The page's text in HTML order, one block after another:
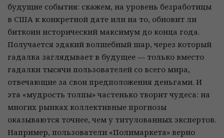
будущие события: скажем, на уровень безработицы
в США к конкретной дате или на то, обновит ли
биткоин исторический максимум до конца года.
Получается эдакий волшебный шар, через который
гадалка заглядывает в будущее — только вместо
гадалки тысячи пользователей со всего мира,
отвечающие за свои предположения деньгами. И
эта «мудрость толпы» частенько творит чудеса: на
многих рынках коллективные прогнозы
оказываются точнее, чем у титулованных экспертов.
Например, пользователи «Полимаркета» верно